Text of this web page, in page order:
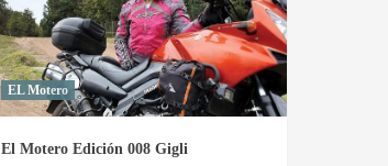
EL Motero
El Motero Edición 008 Gigli